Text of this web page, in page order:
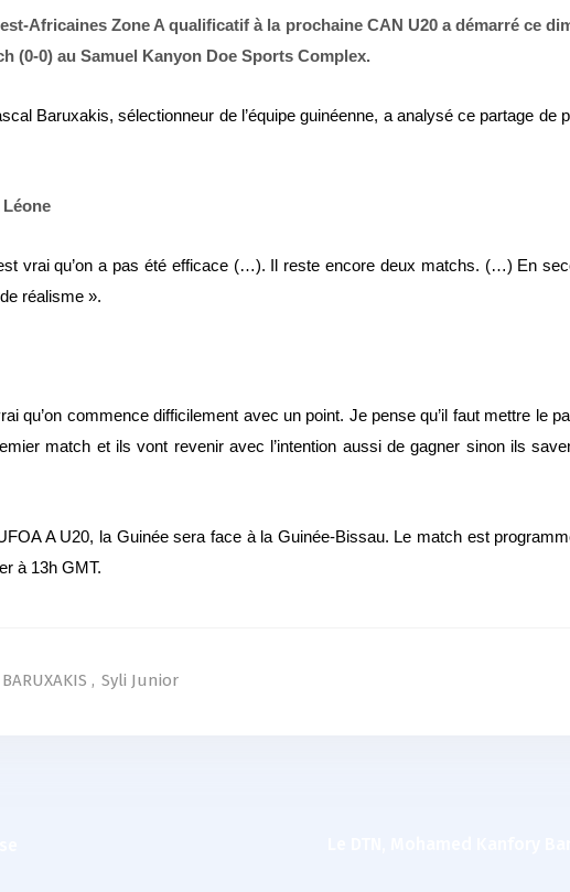
Africaines Zone A qualificatif à la prochaine CAN U20 a démarré ce
(0-0) au Samuel Kanyon Doe Sports Complex.
Baruxakis, sélectionneur de l’équipe guinéenne, a analysé ce partage
vrai qu’on a pas été efficace (…). Il reste encore deux matchs. (…) En
réalisme ».
qu’on commence difficilement avec un point. Je pense qu’il faut mettre le
match et ils vont revenir avec l’intention aussi de gagner sinon ils
A U20, la Guinée sera face à la Guinée-Bissau. Le match est
à 13h GMT.
, Syli Junior